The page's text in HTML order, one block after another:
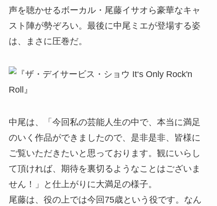
声を聴かせるボーカル・尾藤イサオら豪華なキャ
スト陣が勢ぞろい。最後に中尾ミエが登場する姿
は、まさに圧巻だ。
中尾は、「今回私の芸能人生の中で、本当に満足
のいく作品ができましたので、是非是非、皆様に
ご覧いただきたいと思っております。観にいらし
て頂ければ、期待を裏切るようなことはございま
せん！」と仕上がりに大満足の様子。
尾藤は、役の上では今回75歳という役です。なん